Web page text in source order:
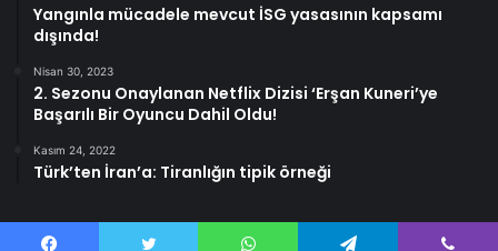
Yangınla mücadele mevcut İSG yasasının kapsamı
dışında!
Nisan 30, 2023
2. Sezonu Onaylanan Netflix Dizisi ‘Erşan Kuneri’ye
Başarılı Bir Oyuncu Dahil Oldu!
Kasım 24, 2022
Türk’ten İran’a: Tiranlığın tipik örneği